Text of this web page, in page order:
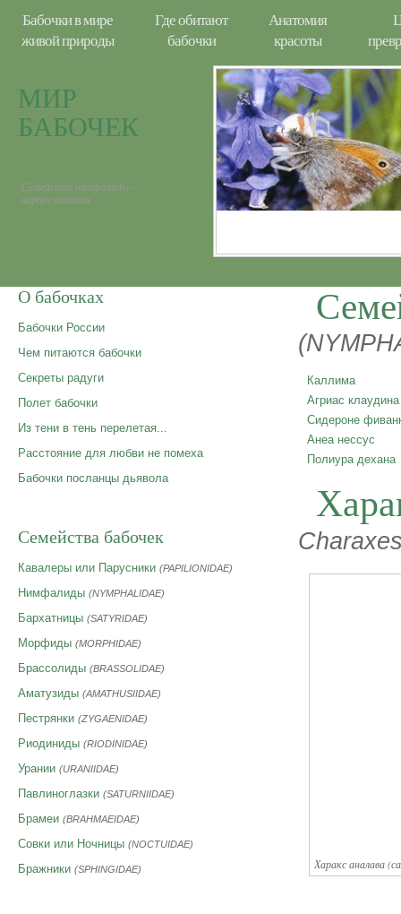
Бабочки в мире
живой природы
Где обитают
бабочки
Анатомия
красоты
МИР
БАБОЧЕК
Семейство нимфалиды -
харакс аналава
О бабочках
Бабочки России
Чем питаются бабочки
Секреты радуги
Полет бабочки
Из тени в тень перелетая...
Расстояние для любви не помеха
Бабочки посланцы дьявола
Семейства бабочек
Кавалеры или Парусники (PAPILIONIDAE)
Нимфалиды (NYMPHALIDAE)
Бархатницы (SATYRIDAE)
Морфиды (MORPHIDAE)
Брассолиды (BRASSOLIDAE)
Аматузиды (AMATHUSIIDAE)
Пестрянки (ZYGAENIDAE)
Риодиниды (RIODINIDAE)
Урании (URANIIDAE)
Павлиноглазки (SATURNIIDAE)
Брамеи (BRAHMAEIDAE)
Совки или Ночницы (NOCTUIDAE)
Бражники (SPHINGIDAE)
Каллима
Агриас клаудина
Сидероне
Анеа нессус
Полиура дехана
Харакс аналава